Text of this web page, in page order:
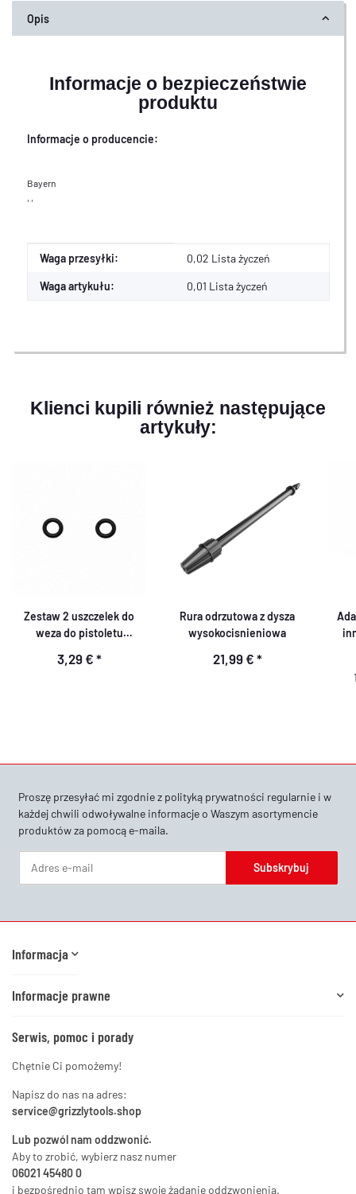
Opis
Informacje o bezpieczeństwie
produktu
Informacje o producencie:
Bayern
, ,
Cecha produktu
Wartość
Waga przesyłki: 0,02 Lista życzeń
Waga artykułu: 0,01 Lista życzeń
Klienci kupili również następujące
artykuły:
Zestaw 2 uszczelek do
weza do pistoletu
3,29 € *
Rura odrzutowa z dysza
wysokocisnieniowa
21,99 € *
Proszę przesyłać mi zgodnie z polityką prywatności regularnie i w
każdej chwili odwoływalne informacje o Waszym asortymencie
produktów za pomocą e-maila.
Subskrybuj
Informacja
Informacje prawne
Serwis, pomoc i porady
Chętnie Ci pomożemy!
Napisz do nas na adres:
service@grizzlytools.shop
Lub pozwól nam oddzwonić.
Aby to zrobić, wybierz nasz numer
06021 45480 0
i bezpośrednio tam wpisz swoje żądanie oddzwonienia.